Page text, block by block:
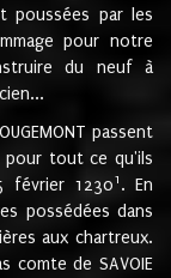
poussées par les
pour notre
du neuf à
passent
pour tout ce qu'ils
février 12301 . En
possédées dans
aux chartreux.
comte de SAVOIE